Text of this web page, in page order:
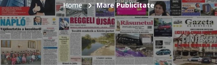
Home Mare Publicitate